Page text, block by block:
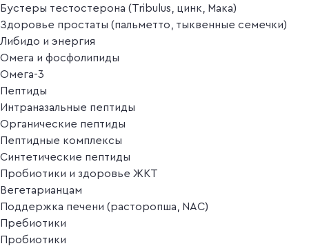
Бустеры тестостерона (Tribulus, цинк, Мака)
Здоровье простаты (пальметто, тыквенные семечки)
Либидо и энергия
Омега и фосфолипиды
Омега-3
Пептиды
Интраназальные пептиды
Органические пептиды
Пептидные комплексы
Синтетические пептиды
Пробиотики и здоровье ЖКТ
Вегетарианцам
Поддержка печени (расторопша, NAC)
Пребиотики
Пробиотики